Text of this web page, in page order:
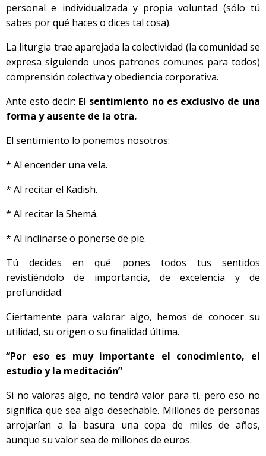
personal e individualizada y propia voluntad (sólo tú
sabes por qué haces o dices tal cosa).
La liturgia trae aparejada la colectividad (la comunidad se
expresa siguiendo unos patrones comunes para todos)
comprensión colectiva y obediencia corporativa.
Ante esto decir: El sentimiento no es exclusivo de una
forma y ausente de la otra.
El sentimiento lo ponemos nosotros:
* Al encender una vela.
* Al recitar el Kadish.
* Al recitar la Shemá.
* Al inclinarse o ponerse de pie.
Tú decides en qué pones todos tus sentidos
revistiéndolo de importancia, de excelencia y de
profundidad.
Ciertamente para valorar algo, hemos de conocer su
utilidad, su origen o su finalidad última.
“Por eso es muy importante el conocimiento, el
estudio y la meditación”
Si no valoras algo, no tendrá valor para ti, pero eso no
significa que sea algo desechable. Millones de personas
arrojarían a la basura una copa de miles de años,
aunque su valor sea de millones de euros.